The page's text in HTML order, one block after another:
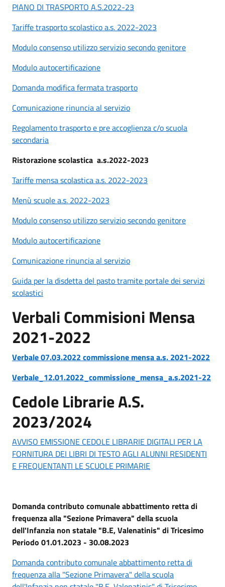
PIANO DI TRASPORTO A.S.2022-23
Tariffe trasporto scolastico a.s. 2022-2023
Modulo consenso utilizzo servizio secondo genitore
Modulo autocertificazione
Domanda modifica fermata trasporto
Comunicazione rinuncia al servizio
Regolamento trasporto e pre accoglienza c/o scuola
secondaria
Ristorazione scolastica a.s.2022-2023
Tariffe mensa scolastica a.s. 2022-2023
Menù scuole a.s. 2022-2023
Modulo consenso utilizzo servizio secondo genitore
Modulo autocertificazione
Comunicazione rinuncia al servizio
Guida per la disdetta del pasto tramite portale dei servizi
scolastici
Verbali Commisioni Mensa
2021-2022
Verbale 07.03.2022 commissione mensa a.s. 2021-2022
Verbale_12.01.2022_commissione_mensa_a.s.2021-22
Cedole Librarie A.S.
2023/2024
AVVISO EMISSIONE CEDOLE LIBRARIE DIGITALI PER LA
FORNITURA DEI LIBRI DI TESTO AGLI ALUNNI RESIDENTI
E FREQUENTANTI LE SCUOLE PRIMARIE
Domanda contributo comunale abbattimento retta di
frequenza alla "Sezione Primavera" della scuola
dell'Infanzia non statale "B.E, Valenatinis" di Tricesimo
Periodo 01.01.2023 - 30.08.2023
Domanda contributo comunale abbattimento retta di
frequenza alla "Sezione Primavera" della scuola